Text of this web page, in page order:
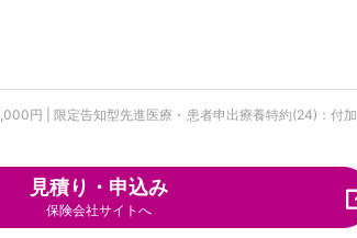
円 | 限定告知型先進医療・患者申出療養特約(24)：付加
見積り・申込み
保険会社サイトへ